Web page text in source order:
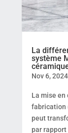
La
système
Nov 6, 2024
La mise
fabrication
peut
par